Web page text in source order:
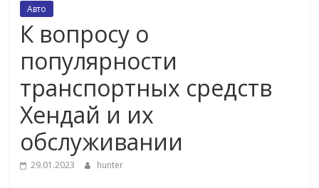
Авто
К вопросу о
популярности
транспортных средств
Хендай и их
обслуживании
29.01.2023 hunter